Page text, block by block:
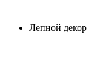
Лепной декор